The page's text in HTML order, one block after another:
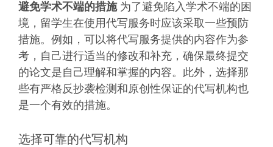
避免学术不端的措施为了避免陷入学术不端的困
境，留学生在使用代写服务时应该采取一些预防
措施。例如，可以将代写服务提供的内容作为参
考，自己进行适当的修改和补充，确保最终提交
的论文是自己理解和掌握的内容。此外，选择那
些有严格反抄袭检测和原创性保证的代写机构也
是一个有效的措施。
选择可靠的代写机构